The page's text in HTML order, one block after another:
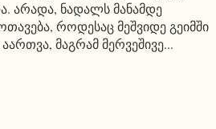
არადა, ნადალს მანამდე
როდესაც მეშვიდე გეიმში
მაგრამ მერვეშივე...